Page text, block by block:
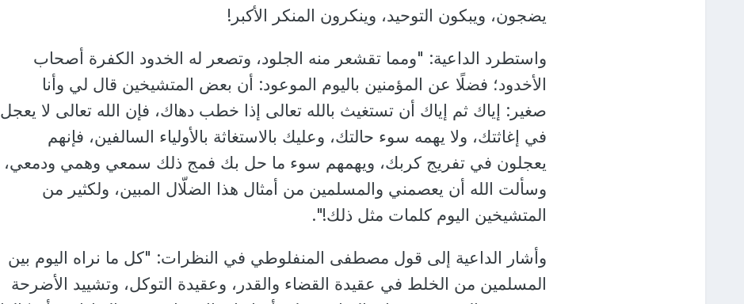
يضجون، ويبكون التوحيد، وينكرون المنكر الأكبر!
واستطرد الداعية: "ومما تقشعر منه الجلود، وتصعر له الخدود الكفرة أصحاب
الأخدود؛ فضلًا عن المؤمنين باليوم الموعود: أن بعض المتشيخين قال لي وأنا
صغير: إياك ثم إياك أن تستغيث بالله تعالى إذا خطب دهاك، فإن الله تعالى لا يعجل
في إغاثتك، ولا يهمه سوء حالتك، وعليك بالاستغاثة بالأولياء السالفين، فإنهم
يعجلون في تفريج كربك، ويهمهم سوء ما حل بك فمج ذلك سمعي وهمي ودمعي،
وسألت الله أن يعصمني والمسلمين من أمثال هذا الضلّال المبين، ولكثير من
المتشيخين اليوم كلمات مثل ذلك!".
وأشار الداعية إلى قول مصطفى المنفلوطي في النظرات: "كل ما نراه اليوم بين
المسلمين من الخلط في عقيدة القضاء والقدر، وعقيدة التوكل، ‌وتشييد ‌الأضرحة